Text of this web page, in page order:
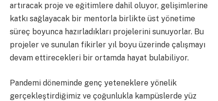
artıracak proje ve eğitimlere dahil oluyor, gelişimlerine
katkı sağlayacak bir mentorla birlikte üst yönetime
süreç boyunca hazırladıkları projelerini sunuyorlar. Bu
projeler ve sunulan fikirler yıl boyu üzerinde çalışmayı
devam ettirecekleri bir ortamda hayat bulabiliyor.
Pandemi döneminde genç yeteneklere yönelik
gerçekleştirdiğimiz ve çoğunlukla kampüslerde yüz